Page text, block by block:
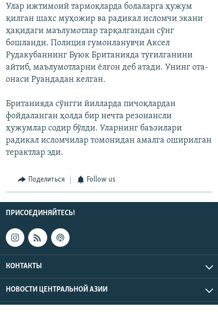
Улар ижтимоий тармоқларда болаларга ҳужум
қилган шахс муҳожир ва радикал исломчи экани
ҳақидаги маълумотлар тарқалгандан сўнг
бошланди. Полиция гумонланувчи Аксел
Рудакубаннинг Буюк Британияда туғилганини
айтиб, маълумотларни ёлғон деб атади. Унинг ота-
онаси Руандадан келган.
Британияда сўнгги йилларда пичоқлардан
фойдаланган ҳолда бир нечта резонансли
ҳужумлар содир бўлди. Уларнинг баъзилари
радикал исломчилар томонидан амалга оширилган
терактлар эди.
Поделиться Follow us
ПРИСОЕДИНЯЙТЕСЬ!
КОНТАКТЫ
НОВОСТИ ЦЕНТРАЛЬНОЙ АЗИИ